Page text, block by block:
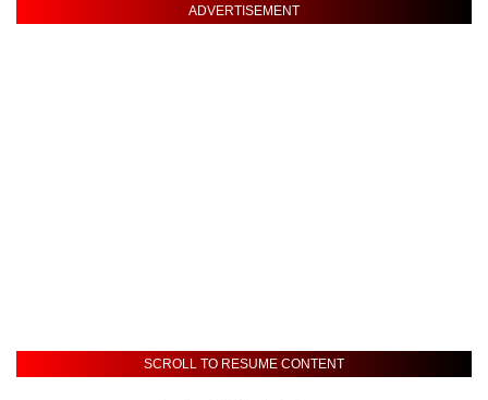
ADVERTISEMENT
SCROLL TO RESUME CONTENT